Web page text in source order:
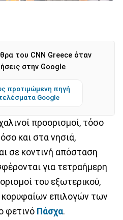
του CNN Greece όταν
στην Google
προτιμώμενη πηγή
Google
προορισμοί, τόσο
και στα νησιά,
σε κοντινή απόσταση
για τετραήμερη
του εξωτερικού,
κορυφαίων επιλογών των
φετινό Πάσχα.